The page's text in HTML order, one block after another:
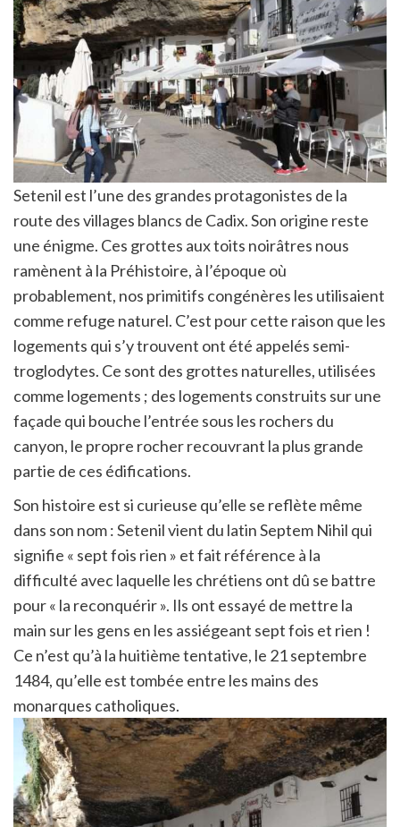
Setenil est l’une des grandes protagonistes de la
route des villages blancs de Cadix. Son origine reste
une énigme. Ces grottes aux toits noirâtres nous
ramènent à la Préhistoire, à l’époque où
probablement, nos primitifs congénères les utilisaient
comme refuge naturel. C’est pour cette raison que les
logements qui s’y trouvent ont été appelés semi-
troglodytes. Ce sont des grottes naturelles, utilisées
comme logements ; des logements construits sur une
façade qui bouche l’entrée sous les rochers du
canyon, le propre rocher recouvrant la plus grande
partie de ces édifications.
Son histoire est si curieuse qu’elle se reflète même
dans son nom : Setenil vient du latin Septem Nihil qui
signifie « sept fois rien » et fait référence à la
difficulté avec laquelle les chrétiens ont dû se battre
pour « la reconquérir ». Ils ont essayé de mettre la
main sur les gens en les assiégeant sept fois et rien !
Ce n’est qu’à la huitième tentative, le 21 septembre
1484, qu’elle est tombée entre les mains des
monarques catholiques.